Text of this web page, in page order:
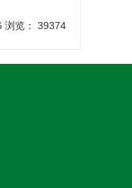
浏览： 39374